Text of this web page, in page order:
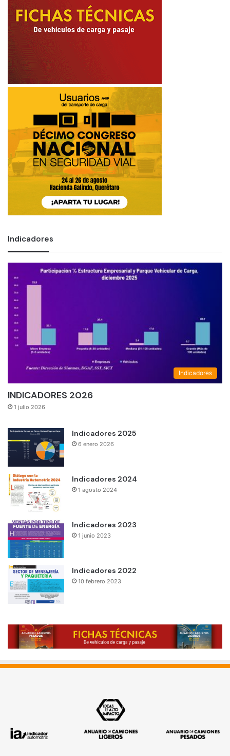
Indicadores
Indicadores
INDICADORES 2026
1 julio 2026
Indicadores 2025
6 enero 2026
Indicadores 2024
1 agosto 2024
Indicadores 2023
1 junio 2023
Indicadores 2022
10 febrero 2023